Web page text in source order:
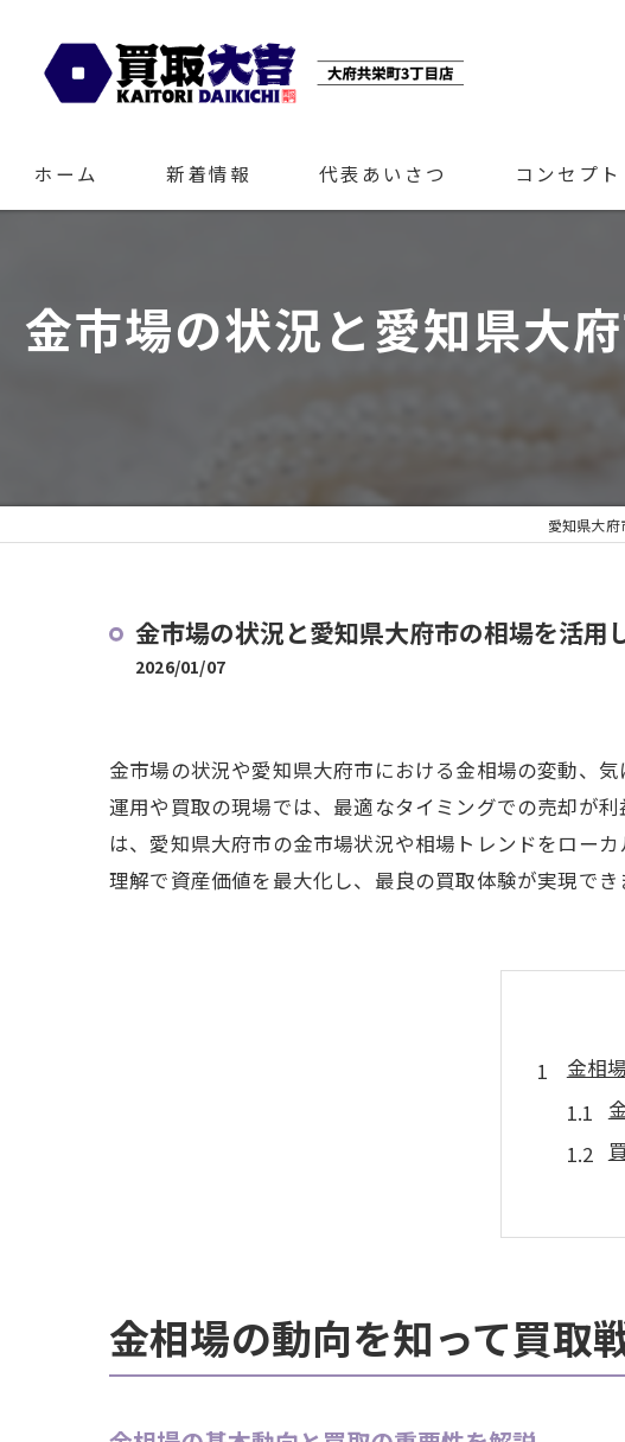
ホーム 新着情報 代表あいさつ コンセプト
金市場の状況と愛知県大
愛知県大
金市場の状況と愛知県大府市の相場を活用
2026/01/07
金市場の状況や愛知県大府市における金相場の変動、
運用や買取の現場では、最適なタイミングでの売却が
は、愛知県大府市の金市場状況や相場トレンドをロー
理解で資産価値を最大化し、最良の買取体験が実現でき
金相
市場
金相場の動向を知って買取